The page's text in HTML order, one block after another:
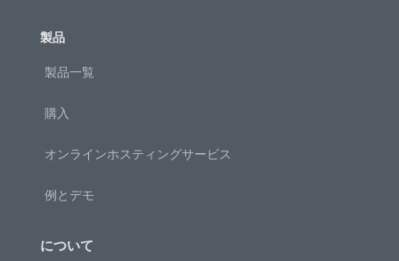
製品
製品一覧
購入
オンラインホスティングサービス
例とデモ
について